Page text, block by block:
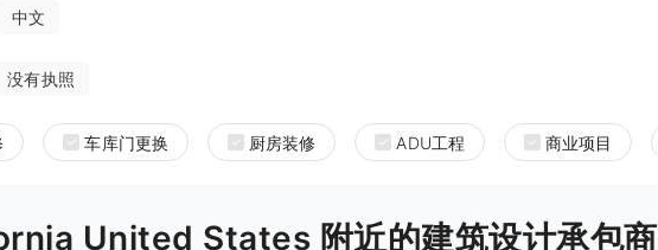
中文
没有执照
车库门更换 厨房装修 ADU工程 商业项目
United States 附近的建筑设计承包商